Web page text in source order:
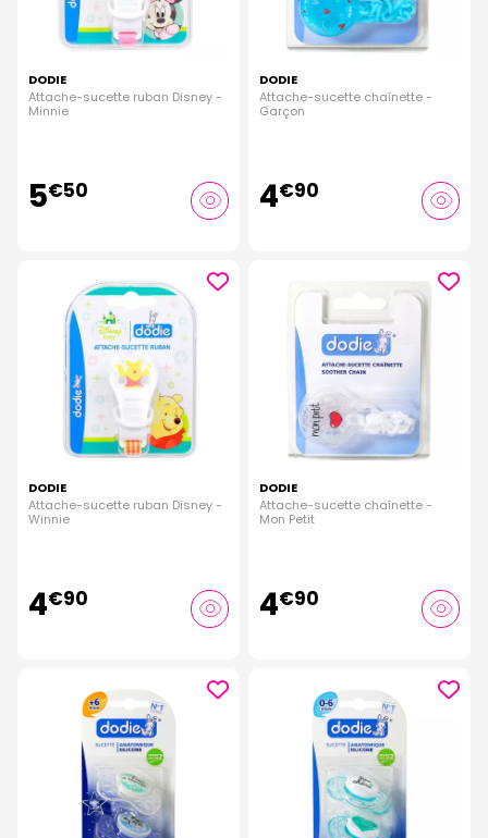
DODIE
Attache-sucette ruban Disney -
Minnie
5€50
DODIE
Attache-sucette chaînette -
Garçon
4€90
DODIE
Attache-sucette ruban Disney -
Winnie
4€90
DODIE
Attache-sucette chaînette -
Mon Petit
4€90